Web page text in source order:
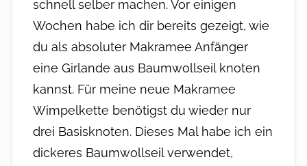
schnell selber machen. Vor einigen
Wochen habe ich dir bereits gezeigt, wie
du als absoluter Makramee Anfänger
eine Girlande aus Baumwollseil knoten
kannst. Für meine neue Makramee
Wimpelkette benötigst du wieder nur
drei Basisknoten. Dieses Mal habe ich ein
dickeres Baumwollseil verwendet,